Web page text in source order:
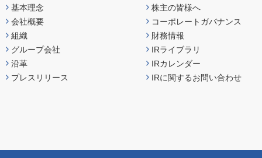
基本理念
会社概要
組織
グループ会社
沿革
プレスリリース
株主の皆様へ
コーポレートガバナンス
財務情報
IRライブラリ
IRカレンダー
IRに関するお問い合わせ